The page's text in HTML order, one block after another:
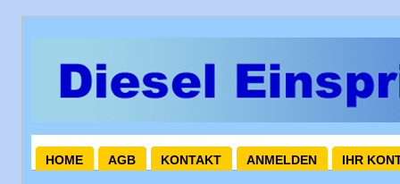
HOME AGB KONTAKT ANMELDEN IHR